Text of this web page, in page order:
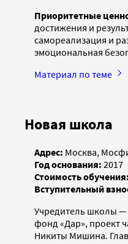
Приоритетные
достижения и
самореализация и
эмоциональная
Материал по теме
Новая школа
Адрес: Москва,
Год основания: 2017
Стоимость обучения:
Вступительный
Учредитель школы
фонд «Дар», проект
Никиты Мишина.